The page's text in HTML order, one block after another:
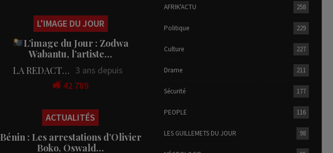
L'IMAGE DU JOUR
L’image du Jour : Zodwa
Wabantu, l’artiste…
LA REDACTION 3 ans depuis
42 789
ACTUALITÉS
Bénin : Les arrestations d’Olivier
Boko, Oswald…
AFRIK'ACTU 258
Politique 229
Culture 227
Drame 211
Sécurité 177
PEOPLE 116
LES GUILLEMETS DU JOUR 98